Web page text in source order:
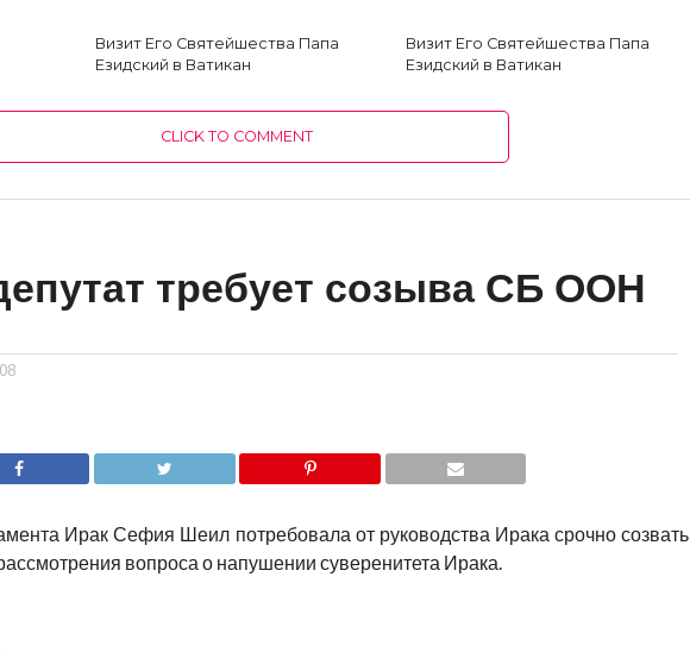
Визит Его Святейшества Папа
Езидский в Ватикан
Визит Его Святейшества Папа
Езидский в Ватикан
CLICK TO COMMENT
требует созыва СБ ООН
Ирак Сефия Шеил потребовала от руководства Ирака срочно созвать
вопроса о напушении суверенитета Ирака.